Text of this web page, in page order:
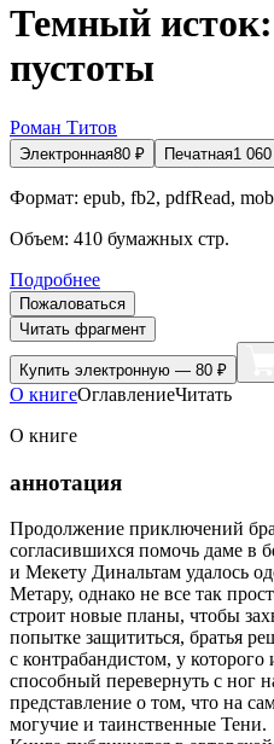
Темный
пустоты
Роман Титов
Электронная80 ₽ Печатная1 060
Формат: epub, fb2, pdfRead,
Объем: 410 бумажных стр.
Подробнее
Пожаловаться
Читать фрагмент
Купить электронную — 80 ₽
О книгеОглавлениеЧитать
О книге
аннотация
Продолжение приключений
согласившихся помочь даме в
и Мекету Динальтам удалось
Метару, однако не все так
строит новые планы, чтобы
попытке защититься, братья
с контрабандистом, у которого
способный перевернуть с ног
представление о том, что на
могучие и таинственные Тени.